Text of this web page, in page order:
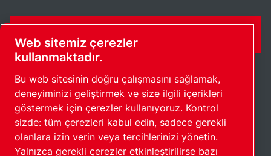
Site haritasıÇerezleri yönet© 2026 Telif Hakkı.
Turkey / TR
Web sitemiz çerezler
kullanmaktadır.
Bu web sitesinin doğru çalışmasını sağlamak,
deneyiminizi geliştirmek ve size ilgili içerikleri
göstermek için çerezler kullanıyoruz. Kontrol
sizde: tüm çerezleri kabul edin, sadece gerekli
olanlara izin verin veya tercihlerinizi yönetin.
Yalnızca gerekli çerezler etkinleştirilirse bazı